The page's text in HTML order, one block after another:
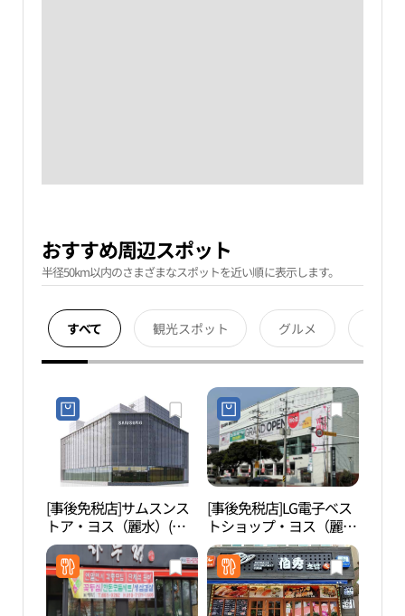
おすすめ周辺スポット
半径50km以内のさまざまなスポットを近い順に表示します。
すべて 観光スポット グルメ
[事後免税店]サムスンス
トア・ヨス（麗水）(삼
성스토어 여수)
[事後免税店]LG電子ベス
トショップ・ヨス（麗
水）店(LG전자 베스트샵
여수점)